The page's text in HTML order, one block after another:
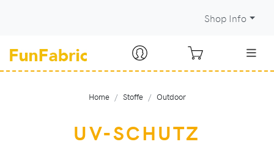
Shop Info
Home Stoffe Outdoor
UV-SCHUTZ